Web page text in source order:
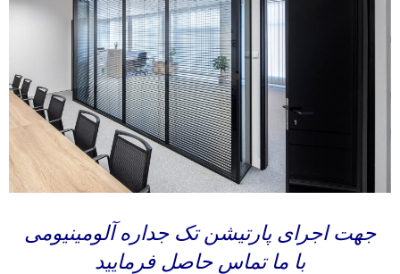
جهت اجرای پارتیشن تک جداره آلومینیومی
با ما تماس حاصل فرمایید